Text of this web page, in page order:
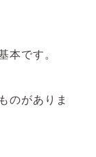
本です。
のがありま